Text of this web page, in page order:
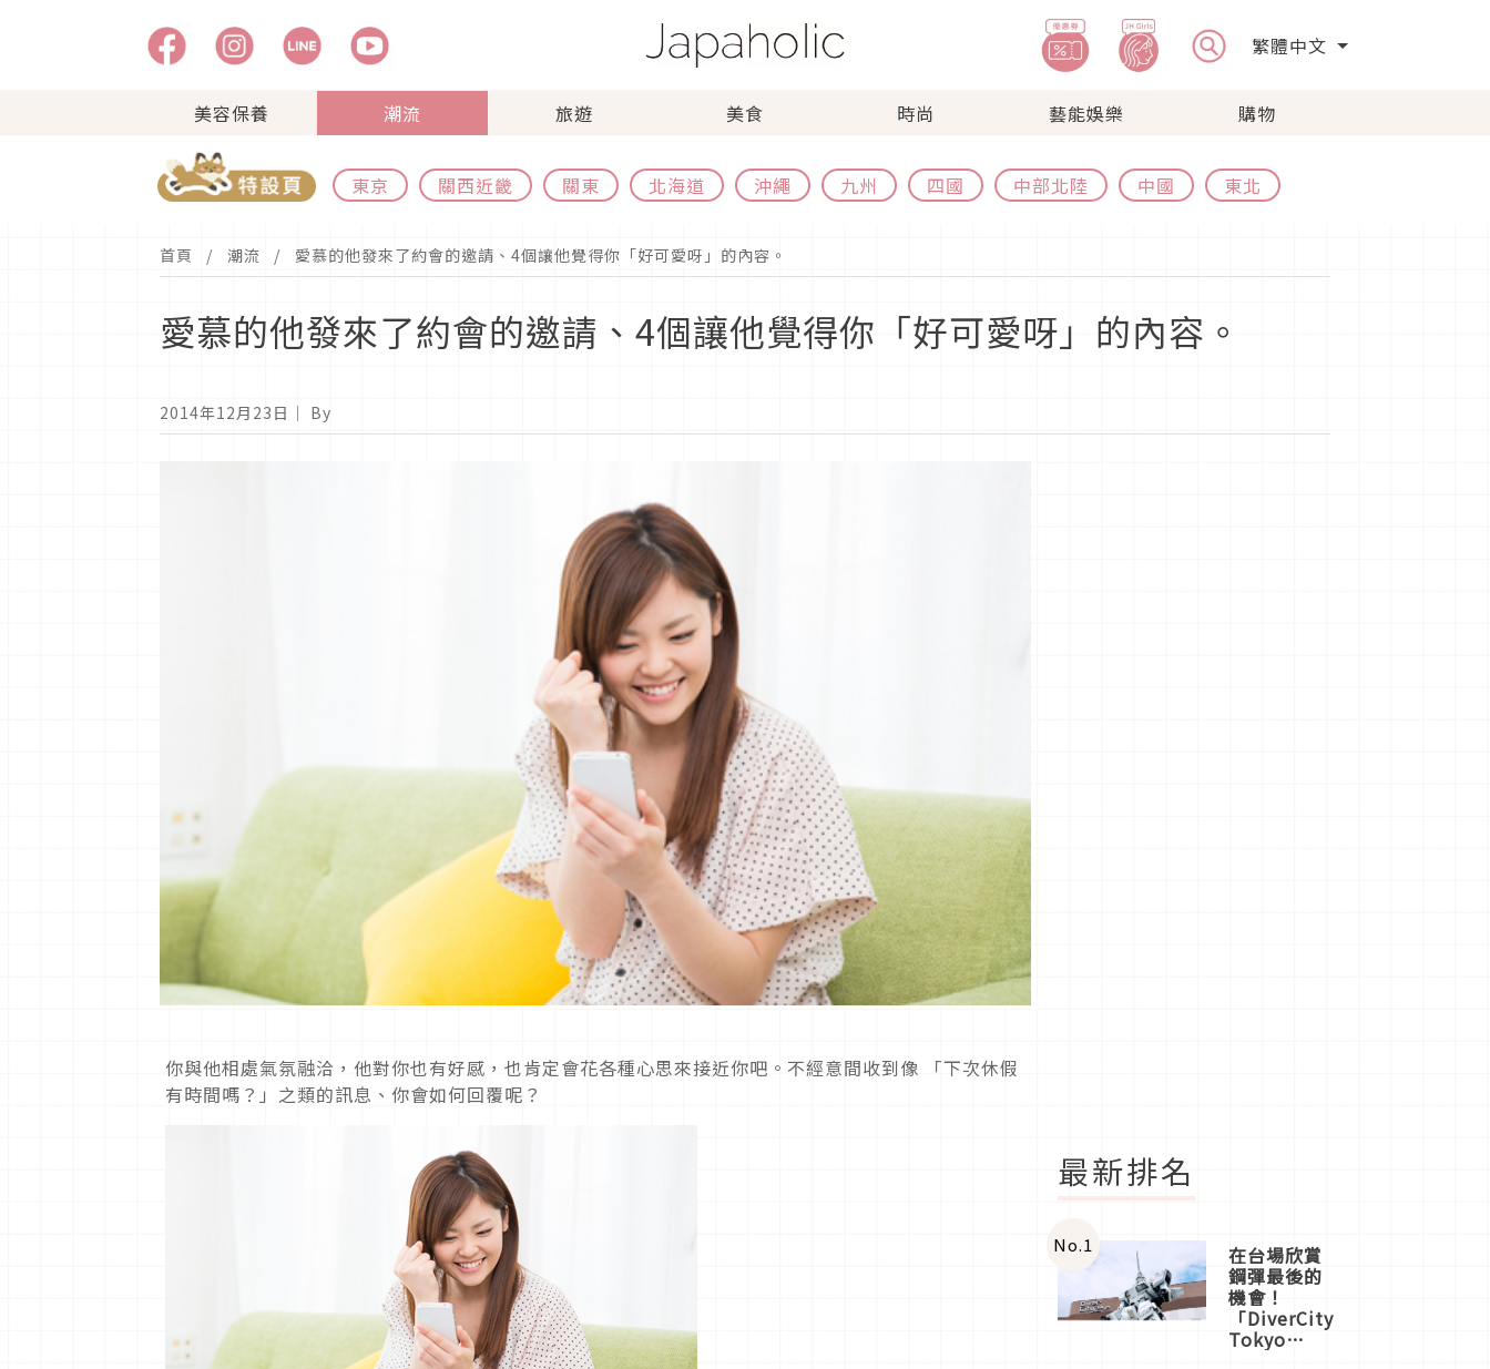
繁體中文
美容保養 潮流 旅遊 美食 時尚 藝能娛樂 購物
東京 關西近畿 關東 北海道 沖繩 九州 四國 中部北陸 中國 東北
首頁 潮流 愛慕的他發來了約會的邀請、4個讓他覺得你「好可愛呀」的內容。
愛慕的他發來了約會的邀請、4個讓他覺得你「好可愛呀」的內容。
2014年12月23日 ｜ By
你與他相處氣氛融洽，他對你也有好感，也肯定會花各種心思來接近你吧。不經意間收到像 「下次休假
有時間嗎？」之類的訊息、你會如何回覆呢？
最新排名
No.1 在台場欣賞
鋼彈最後的
機會！
「DiverCity
Tokyo